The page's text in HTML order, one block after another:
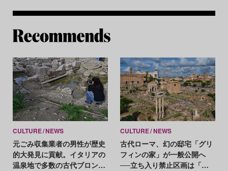
CULTURE NEWS
元ごみ収集業者の男性が歴史
的大発見に貢献。イタリアの
温泉地で多数の古代ブロンズ
CULTURE NEWS
古代ローマ、幻の邸宅「グリ
フィンの家」が一般公開へ
──立ち入り禁止区画は「ラ